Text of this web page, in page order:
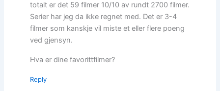
totalt er det 59 filmer 10/10 av rundt 2700 filmer.
Serier har jeg da ikke regnet med. Det er 3-4
filmer som kanskje vil miste et eller flere poeng
ved gjensyn.
Hva er dine favorittfilmer?
Reply